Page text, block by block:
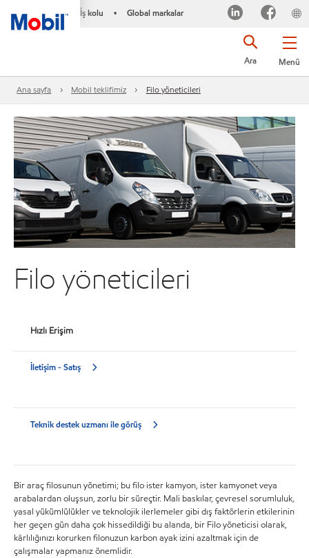
İş kolu • Global markalar
Menü
Ara
Ana sayfa Mobil teklifimiz Filo yöneticileri
Filo yöneticileri
Hızlı Erişim
İletişim - Satış
Teknik destek uzmanı ile görüş
Bir araç filosunun yönetimi; bu filo ister kamyon, ister kamyonet veya
arabalardan oluşsun, zorlu bir süreçtir. Mali baskılar, çevresel sorumluluk,
yasal yükümlülükler ve teknolojik ilerlemeler gibi dış faktörlerin etkilerinin
her geçen gün daha çok hissedildiği bu alanda, bir Filo yöneticisi olarak,
kârlılığınızı korurken filonuzun karbon ayak izini azaltmak için de
çalışmalar yapmanız önemlidir.